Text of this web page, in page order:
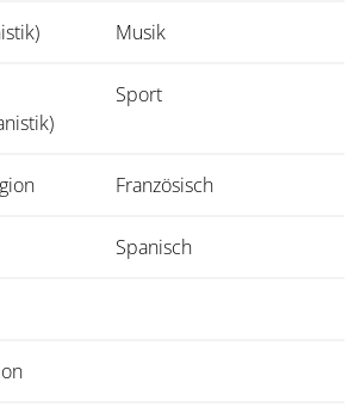
Musik
Sport
Französisch
Spanisch